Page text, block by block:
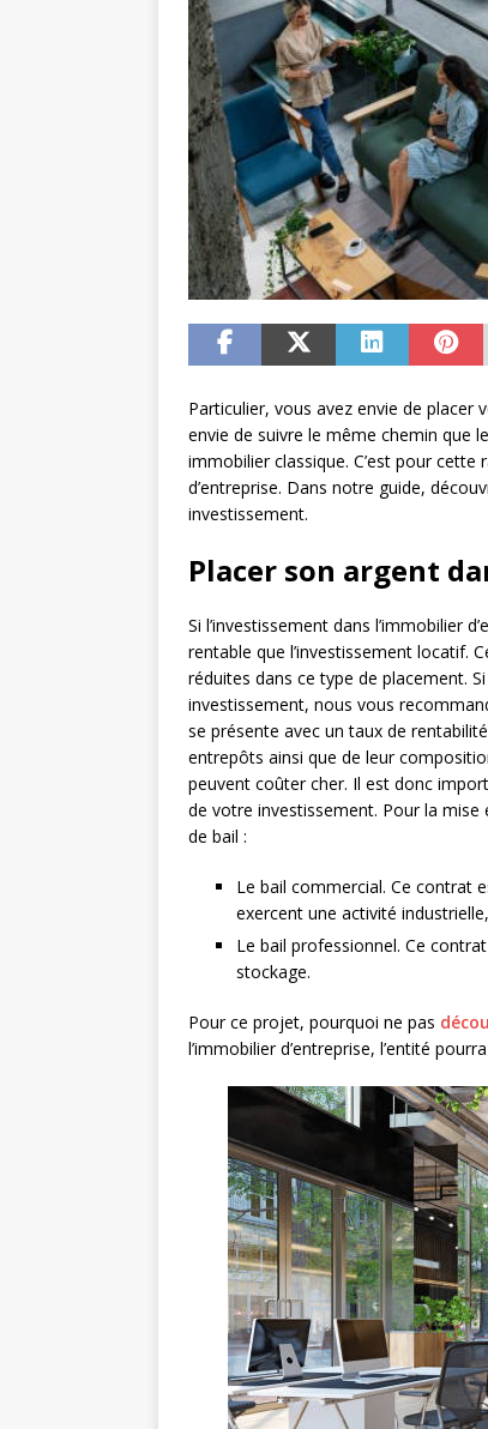
Particulier, vous avez envie de placer
envie de suivre le même chemin que
immobilier classique. C’est pour
d’entreprise. Dans notre guide,
investissement.
Placer son argent
Si l’investissement dans l’immobilier
rentable que l’investissement locatif.
réduites dans ce type de placement.
investissement, nous vous
se présente avec un taux de
entrepôts ainsi que de leur
peuvent coûter cher. Il est donc
de votre investissement. Pour la
de bail :
Le bail commercial. Ce contrat
exercent une activité
Le bail professionnel. Ce
stockage.
Pour ce projet, pourquoi ne pas
l’immobilier d’entreprise, l’entité